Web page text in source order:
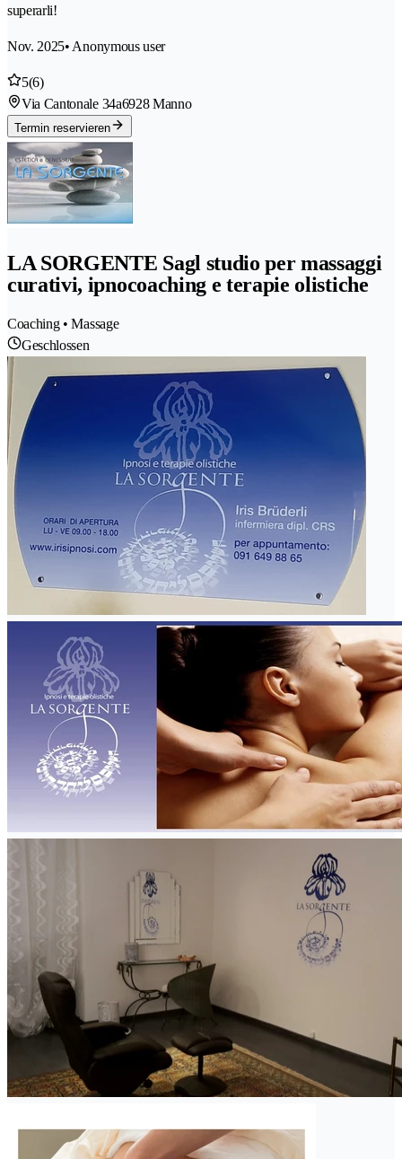
superarli!
Nov. 2025• Anonymous user
5(6)
Via Cantonale 34a6928 Manno
Termin reservieren
LA SORGENTE Sagl studio per massaggi
curativi, ipnocoaching e terapie olistiche
Coaching • Massage
Geschlossen